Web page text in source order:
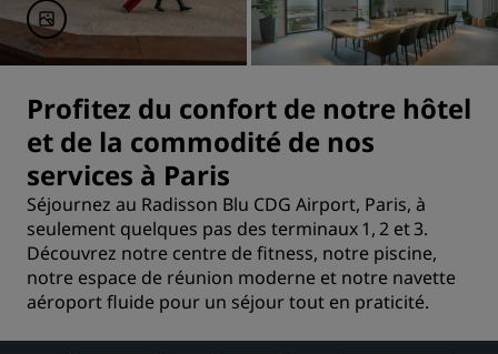
Profitez du confort de notre hôtel
et de la commodité de nos
services à Paris
Séjournez au Radisson Blu CDG Airport, Paris, à
seulement quelques pas des terminaux 1, 2 et 3.
Découvrez notre centre de fitness, notre piscine,
notre espace de réunion moderne et notre navette
aéroport fluide pour un séjour tout en praticité.